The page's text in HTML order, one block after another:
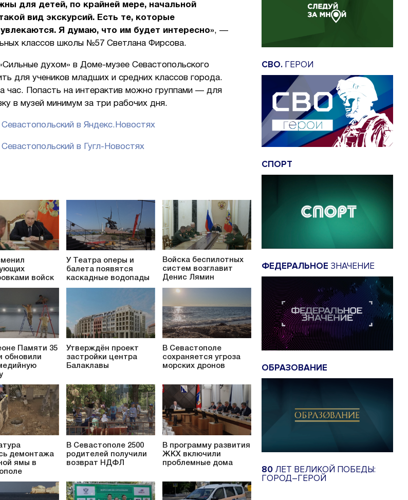
для детей, по крайней мере, начальной
вид экскурсий. Есть те, которые
Я думаю, что им будет интересно», —
классов школы №57 Светлана Фирсова.
духом» в Доме-музее Севастопольского
для учеников младших и средних классов города.
час. Попасть на интерактив можно группами — для
в музей минимум за три рабочих дня.
в Яндекс.Новостях
в Гугл-Новостях
войск
У Театра оперы и
балета появятся
каскадные водопады
Войска беспилотных
систем возглавит
Денис Лямин
Памяти 35
обновили
Утверждён проект
застройки центра
Балаклавы
В Севастополе
сохраняется угроза
морских дронов
демонтажа
ямы в
В Севастополе 2500
родителей получили
возврат НДФЛ
В программу развития
ЖКХ включили
проблемные дома
СВО. ГЕРОИ
СПОРТ
ФЕДЕРАЛЬНОЕ ЗНАЧЕНИЕ
ОБРАЗОВАНИЕ
80 ЛЕТ ВЕЛИКОЙ ПОБЕДЫ:
ГОРОД–ГЕРОЙ